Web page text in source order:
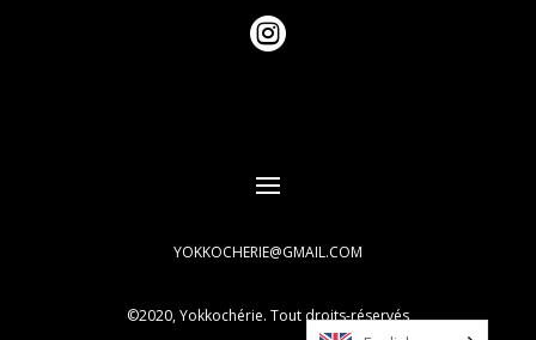

YOKKOCHERIE@GMAIL.COM
©2020, Yokkochérie. Tout droits-réservés